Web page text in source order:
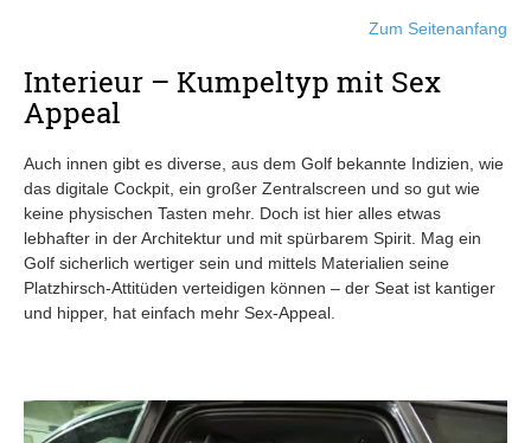
Zum Seitenanfang
Interieur – Kumpeltyp mit Sex
Appeal
Auch innen gibt es diverse, aus dem Golf bekannte Indizien, wie
das digitale Cockpit, ein großer Zentralscreen und so gut wie
keine physischen Tasten mehr. Doch ist hier alles etwas
lebhafter in der Architektur und mit spürbarem Spirit. Mag ein
Golf sicherlich wertiger sein und mittels Materialien seine
Platzhirsch-Attitüden verteidigen können – der Seat ist kantiger
und hipper, hat einfach mehr Sex-Appeal.